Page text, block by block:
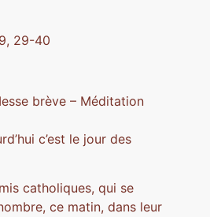
29-40
brève – Méditation
c’est le jour des
catholiques, qui se
ce matin, dans leur